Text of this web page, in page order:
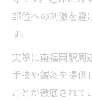
マタニティ
妊婦向
ける魅力
鍼灸整
部位への刺激を避
す。
実際に南福岡駅周
手技や鍼灸を提供
ことが徹底されて